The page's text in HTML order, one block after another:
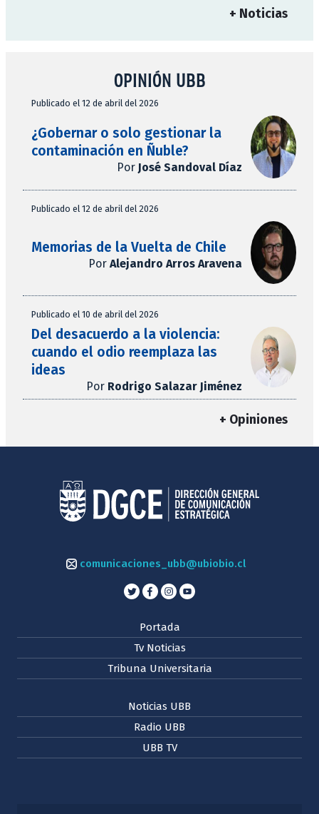
+ Noticias
OPINIÓN UBB
Publicado el 12 de abril del 2026
¿Gobernar o solo gestionar la
contaminación en Ñuble?
Por José Sandoval Díaz
Publicado el 12 de abril del 2026
Memorias de la Vuelta de Chile
Por Alejandro Arros Aravena
Publicado el 10 de abril del 2026
Del desacuerdo a la violencia:
cuando el odio reemplaza las
ideas
Por Rodrigo Salazar Jiménez
+ Opiniones
comunicaciones_ubb@ubiobio.cl
Portada
Tv Noticias
Tribuna Universitaria
Noticias UBB
Radio UBB
UBB TV